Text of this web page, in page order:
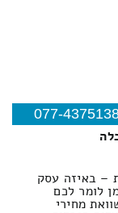
077-
– באיזה עסק
לומר לכם
מחירי